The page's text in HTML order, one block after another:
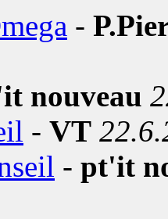
-
nouveau
- VT
- pt'it